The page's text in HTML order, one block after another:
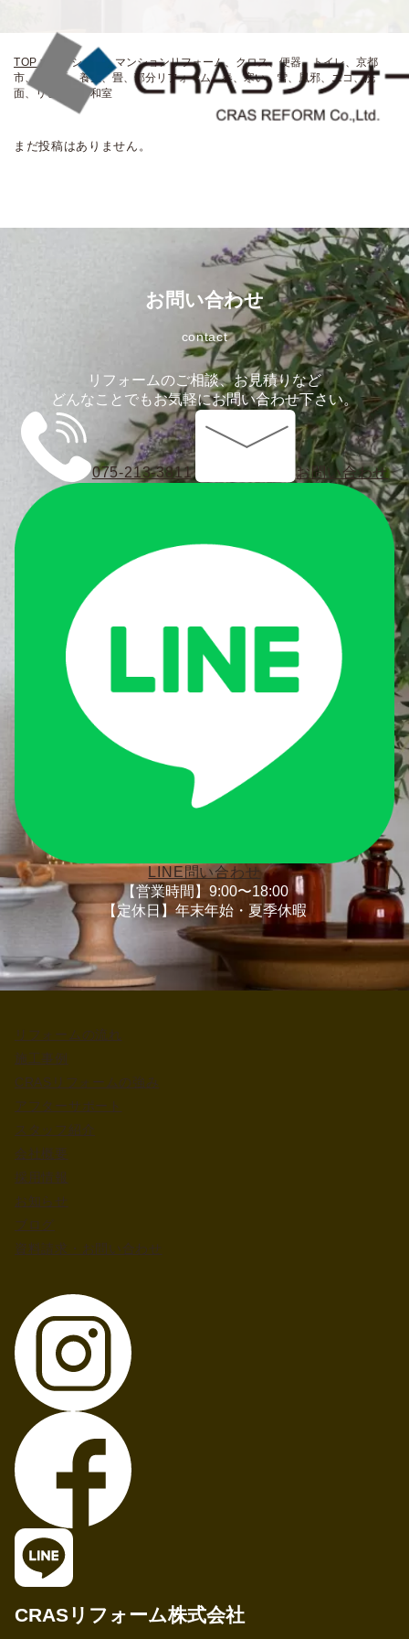
TOP>
マンション、マンションリフォーム、クロス、便器、トイレ、京都
市、中京区、養生、畳、部分リフォーム、春、寒い、雪、風邪、エコ、洗
面、リビング、和室
まだ投稿はありません。
お問い合わせ
contact
リフォームのご相談、お見積りなど
どんなことでもお気軽にお問い合わせ下さい。
075-213-3811 お問い合わせ
LINE問い合わせ
【営業時間】9:00〜18:00
【定休日】年末年始・夏季休暇
リフォームの流れ
CRASリフォームの強み
アフターサポート
施工事例
ブログ
スタッフ紹介
会社概要
採用情報
お知らせ
資料請求・お問い合わせ
CRASリフォーム株式会社